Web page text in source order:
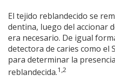
El tejido reblandecido se
dentina, luego del accionar
era necesario. De igual
detectora de caries como el
para determinar la
reblandecida.1,2